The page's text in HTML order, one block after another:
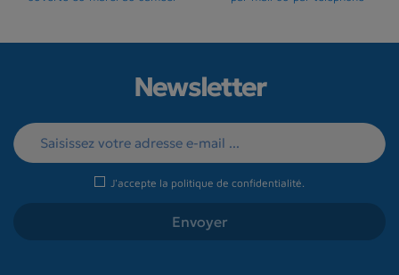
Newsletter
J'accepte la politique de confidentialité.